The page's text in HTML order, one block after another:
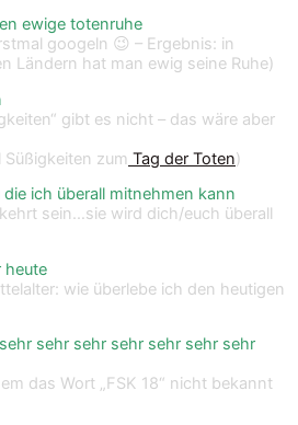
ewige totenruhe
googeln 😉 – Ergebnis: in
Ländern hat man ewig seine Ruhe)
gibt es nicht – das wäre aber
zum Tag der Toten)
ich überall mitnehmen kann
sein…sie wird dich/euch überall
heute
wie überlebe ich den heutigen
sehr sehr sehr sehr sehr sehr
das Wort „FSK 18“ nicht bekannt